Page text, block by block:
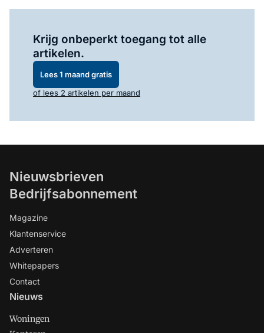
Krijg onbeperkt toegang tot alle
artikelen.
Lees 1 maand gratis
of lees 2 artikelen per maand
Nieuwsbrieven
Bedrijfsabonnement
Magazine
Klantenservice
Adverteren
Whitepapers
Contact
Nieuws
Woningen